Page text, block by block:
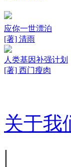
应你一世漂泊
[著] 清雨
人类基因补强计划
[著] 西门瘦肉
关于我
|